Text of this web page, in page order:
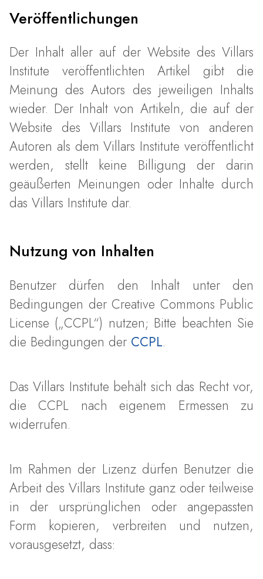
Veröffentlichungen
Der Inhalt aller auf der Website des Villars
Institute veröffentlichten Artikel gibt die
Meinung des Autors des jeweiligen Inhalts
wieder. Der Inhalt von Artikeln, die auf der
Website des Villars Institute von anderen
Autoren als dem Villars Institute veröffentlicht
werden, stellt keine Billigung der darin
geäußerten Meinungen oder Inhalte durch
das Villars Institute dar.
Nutzung von Inhalten
Benutzer dürfen den Inhalt unter den
Bedingungen der Creative Commons Public
License („CCPL“) nutzen; Bitte beachten Sie
die Bedingungen der CCPL.
Das Villars Institute behält sich das Recht vor,
die CCPL nach eigenem Ermessen zu
widerrufen.
Im Rahmen der Lizenz dürfen Benutzer die
Arbeit des Villars Institute ganz oder teilweise
in der ursprünglichen oder angepassten
Form kopieren, verbreiten und nutzen,
vorausgesetzt, dass: